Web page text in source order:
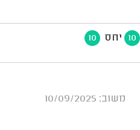
10 יחס 10
משוב: 10/09/2025